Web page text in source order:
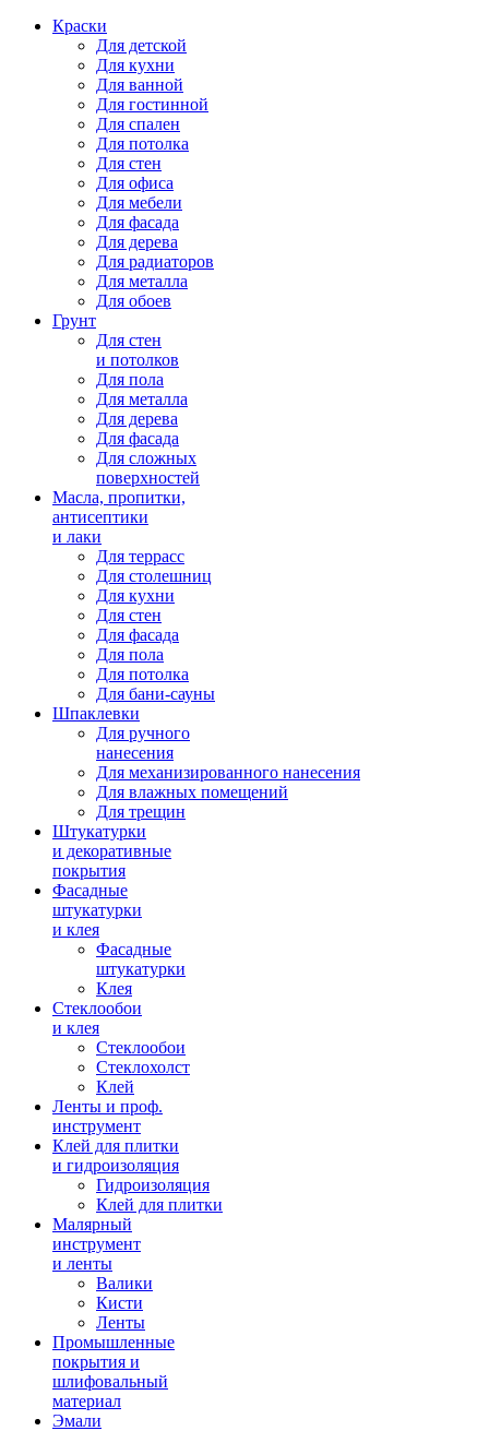
Краски
Для детской
Для кухни
Для ванной
Для гостинной
Для спален
Для потолка
Для стен
Для офиса
Для мебели
Для фасада
Для дерева
Для радиаторов
Для металла
Для обоев
Грунт
Для стен
и потолков
Для пола
Для металла
Для дерева
Для фасада
Для сложных
поверхностей
Масла, пропитки,
антисептики
и лаки
Для террасс
Для столешниц
Для кухни
Для стен
Для фасада
Для пола
Для потолка
Для бани-сауны
Шпаклевки
Для ручного
нанесения
Для механизированного нанесения
Для влажных помещений
Для трещин
Штукатурки
и декоративные
покрытия
Фасадные
штукатурки
и клея
Фасадные
штукатурки
Клея
Стеклообои
и клея
Стеклообои
Стеклохолст
Клей
Ленты и проф.
инструмент
Клей для плитки
и гидроизоляция
Гидроизоляция
Клей для плитки
Малярный
инструмент
и ленты
Валики
Кисти
Ленты
Промышленные
покрытия и
шлифовальный
материал
Эмали